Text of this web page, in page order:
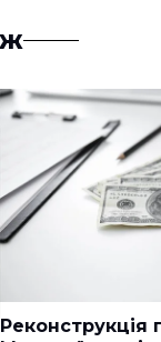
Реконструкція